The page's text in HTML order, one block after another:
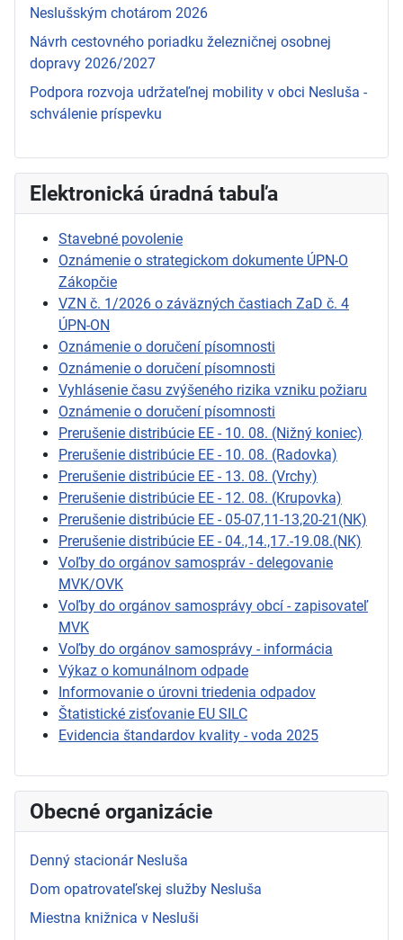
Neslušským chotárom 2026
Návrh cestovného poriadku železničnej osobnej
dopravy 2026/2027
Podpora rozvoja udržateľnej mobility v obci Nesluša -
schválenie príspevku
Elektronická úradná tabuľa
Stavebné povolenie
Oznámenie o strategickom dokumente ÚPN-O
Zákopčie
VZN č. 1/2026 o záväzných častiach ZaD č. 4
ÚPN-ON
Oznámenie o doručení písomnosti
Oznámenie o doručení písomnosti
Vyhlásenie času zvýšeného rizika vzniku požiaru
Oznámenie o doručení písomnosti
Prerušenie distribúcie EE - 10. 08. (Nižný koniec)
Prerušenie distribúcie EE - 10. 08. (Radovka)
Prerušenie distribúcie EE - 13. 08. (Vrchy)
Prerušenie distribúcie EE - 12. 08. (Krupovka)
Prerušenie distribúcie EE - 05-07,11-13,20-21(NK)
Prerušenie distribúcie EE - 04.,14.,17.-19.08.(NK)
Voľby do orgánov samospráv - delegovanie
MVK/OVK
Voľby do orgánov samosprávy obcí - zapisovateľ
MVK
Voľby do orgánov samosprávy - informácia
Výkaz o komunálnom odpade
Informovanie o úrovni triedenia odpadov
Štatistické zisťovanie EU SILC
Evidencia štandardov kvality - voda 2025
Obecné organizácie
Denný stacionár Nesluša
Dom opatrovateľskej služby Nesluša
Miestna knižnica v Nesluši